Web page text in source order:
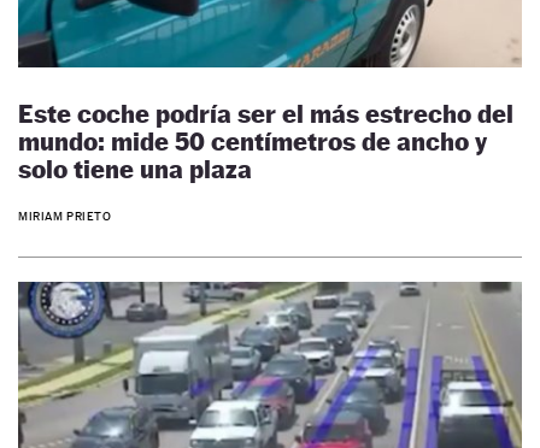
Este coche podría ser el más estrecho del
mundo: mide 50 centímetros de ancho y
solo tiene una plaza
MIRIAM PRIETO